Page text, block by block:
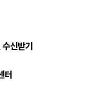
수신받기
터